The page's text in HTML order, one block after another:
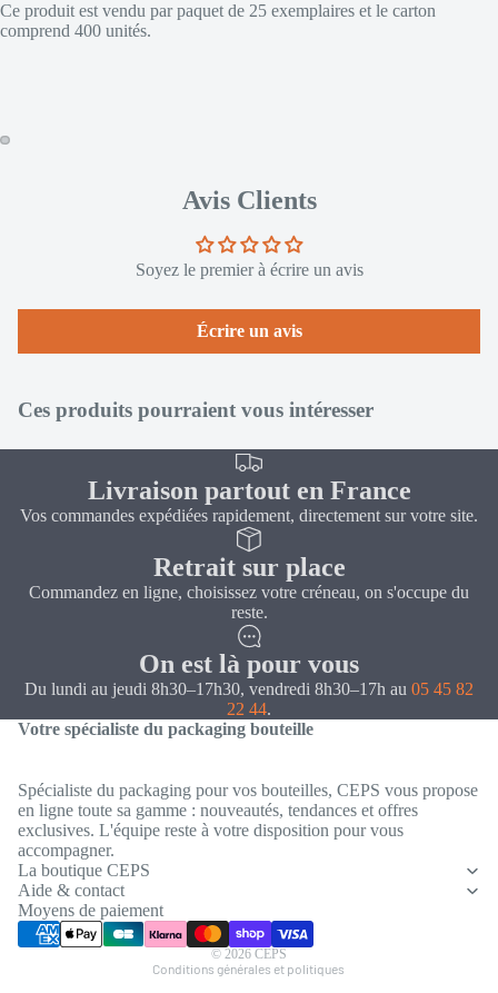
Ce produit est vendu par paquet de 25 exemplaires et le carton
comprend 400 unités.
Avis Clients
Soyez le premier à écrire un avis
Écrire un avis
Ces produits pourraient vous intéresser
Livraison partout en France
Vos commandes expédiées rapidement, directement sur votre site.
Retrait sur place
Commandez en ligne, choisissez votre créneau, on s'occupe du
reste.
On est là pour vous
Du lundi au jeudi 8h30–17h30, vendredi 8h30–17h au 05 45 82
22 44.
Votre spécialiste du packaging bouteille
Spécialiste du packaging pour vos bouteilles, CEPS vous propose
en ligne toute sa gamme : nouveautés, tendances et offres
exclusives. L'équipe reste à votre disposition pour vous
accompagner.
La boutique CEPS
Aide & contact
Moyens de paiement
© 2026 CEPS
Conditions générales et politiques
Politique de confidentialité
Coordonnées
Conditions générales de vente
Mentions légales